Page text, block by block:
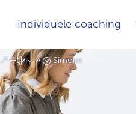
Individuele coaching
&#x39; Simone